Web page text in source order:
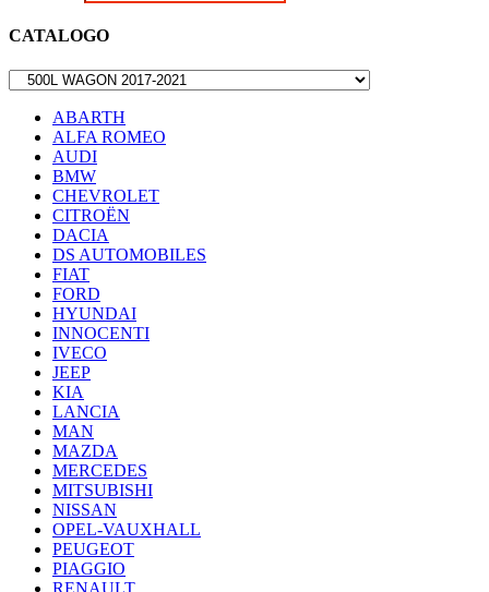
CATALOGO
ABARTH
ALFA ROMEO
AUDI
BMW
CHEVROLET
CITROËN
DACIA
DS AUTOMOBILES
FIAT
FORD
HYUNDAI
INNOCENTI
IVECO
JEEP
KIA
LANCIA
MAN
MAZDA
MERCEDES
MITSUBISHI
NISSAN
OPEL-VAUXHALL
PEUGEOT
PIAGGIO
RENAULT